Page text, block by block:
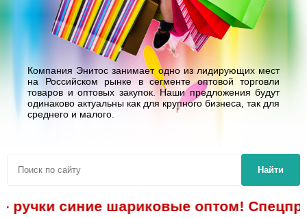
Компания Энитос занимает одно из лидирующих мест
на Российском рынке в сегменте оптовой торговли
товаров и оптовых закупок. Наши предложения будут
одинаково актуальны как для крупного бизнеса, так для
среднего и малого.
Найти
синие шариковые оптом!